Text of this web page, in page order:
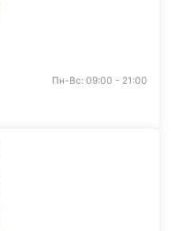
Пн-Вс: 09:00 - 21:00